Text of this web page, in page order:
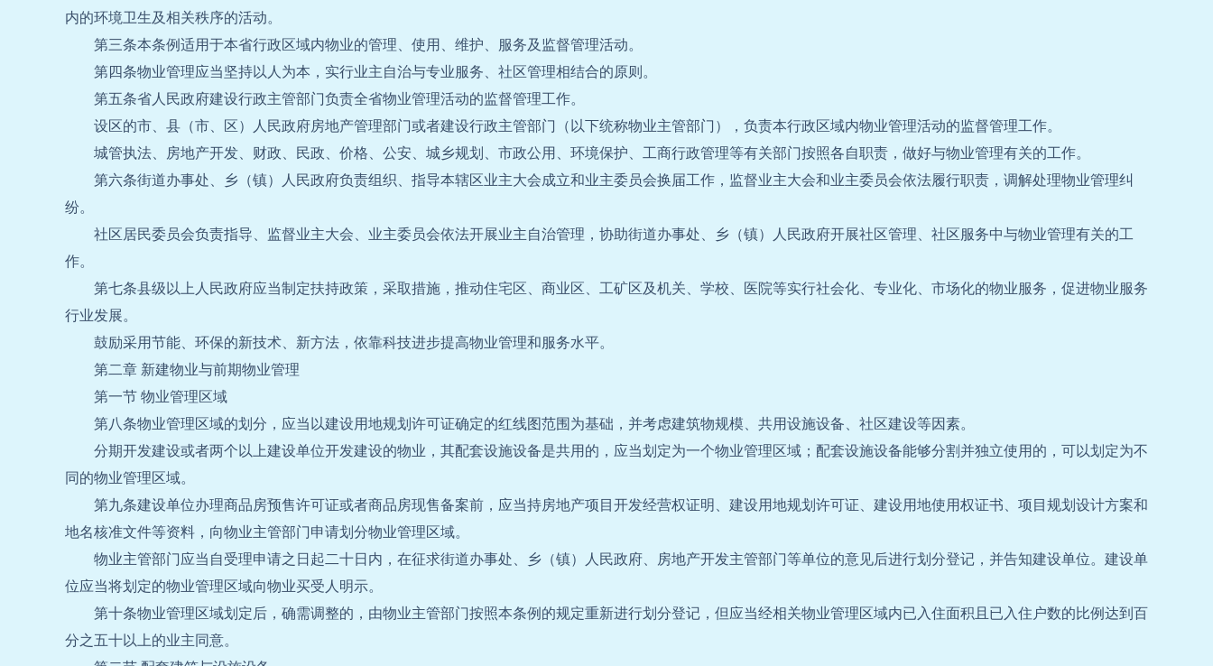
内的环境卫生及相关秩序的活动。
第三条本条例适用于本省行政区域内物业的管理、使用、维护、服务及监督管理活动。
第四条物业管理应当坚持以人为本，实行业主自治与专业服务、社区管理相结合的原则。
第五条省人民政府建设行政主管部门负责全省物业管理活动的监督管理工作。
设区的市、县（市、区）人民政府房地产管理部门或者建设行政主管部门（以下统称物业主管部门），负责本行政区域内物业管理活动的监督管理工作。
城管执法、房地产开发、财政、民政、价格、公安、城乡规划、市政公用、环境保护、工商行政管理等有关部门按照各自职责，做好与物业管理有关的工作。
第六条街道办事处、乡（镇）人民政府负责组织、指导本辖区业主大会成立和业主委员会换届工作，监督业主大会和业主委员会依法履行职责，调解处理物业管理纠
纷。
社区居民委员会负责指导、监督业主大会、业主委员会依法开展业主自治管理，协助街道办事处、乡（镇）人民政府开展社区管理、社区服务中与物业管理有关的工
作。
第七条县级以上人民政府应当制定扶持政策，采取措施，推动住宅区、商业区、工矿区及机关、学校、医院等实行社会化、专业化、市场化的物业服务，促进物业服务
行业发展。
鼓励采用节能、环保的新技术、新方法，依靠科技进步提高物业管理和服务水平。
第二章 新建物业与前期物业管理
第一节 物业管理区域
第八条物业管理区域的划分，应当以建设用地规划许可证确定的红线图范围为基础，并考虑建筑物规模、共用设施设备、社区建设等因素。
分期开发建设或者两个以上建设单位开发建设的物业，其配套设施设备是共用的，应当划定为一个物业管理区域；配套设施设备能够分割并独立使用的，可以划定为不
同的物业管理区域。
第九条建设单位办理商品房预售许可证或者商品房现售备案前，应当持房地产项目开发经营权证明、建设用地规划许可证、建设用地使用权证书、项目规划设计方案和
地名核准文件等资料，向物业主管部门申请划分物业管理区域。
物业主管部门应当自受理申请之日起二十日内，在征求街道办事处、乡（镇）人民政府、房地产开发主管部门等单位的意见后进行划分登记，并告知建设单位。建设单
位应当将划定的物业管理区域向物业买受人明示。
第十条物业管理区域划定后，确需调整的，由物业主管部门按照本条例的规定重新进行划分登记，但应当经相关物业管理区域内已入住面积且已入住户数的比例达到百
分之五十以上的业主同意。